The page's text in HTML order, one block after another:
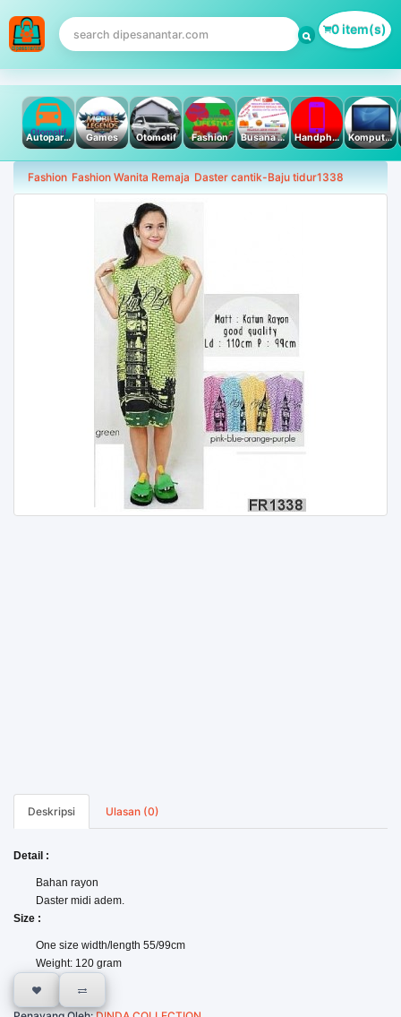
0 item(s)
Autoparts Games Otomotif Fashion Busana Muslim Handphone & Tablet Komputer PC & Laptop
Fashion Fashion Wanita Remaja Daster cantik-Baju tidur1338
Deskripsi Ulasan (0)
Detail :
Bahan rayon
Daster midi adem.
Size :
One size width/length 55/99cm
Weight: 120 gram